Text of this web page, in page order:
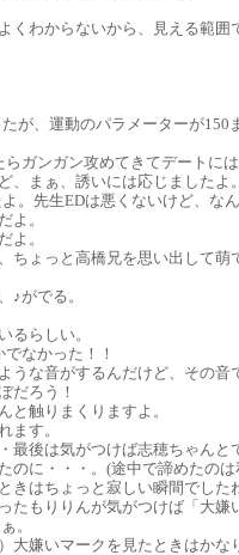
くわからないから、見える範囲
が、運動のパラメーターが150
ガンガン攻めてきてデートに
、まぁ、誘いには応じましたよ。
。先生EDは悪くないけど、なん
よ。
よ。
ちょっと高橋兄を思い出して萌
♪がでる。
るらしい。
なかった！！
うな音がするんだけど、その
だろう！
と触りまくりますよ。
ます。
最後は気がつけば志穂ちゃんと
のに・・・。(途中で諦めたのは
はちょっと寂しい瞬間でした
たもりりんが気がつけば「大嫌
。
大嫌いマークを見たときはかな